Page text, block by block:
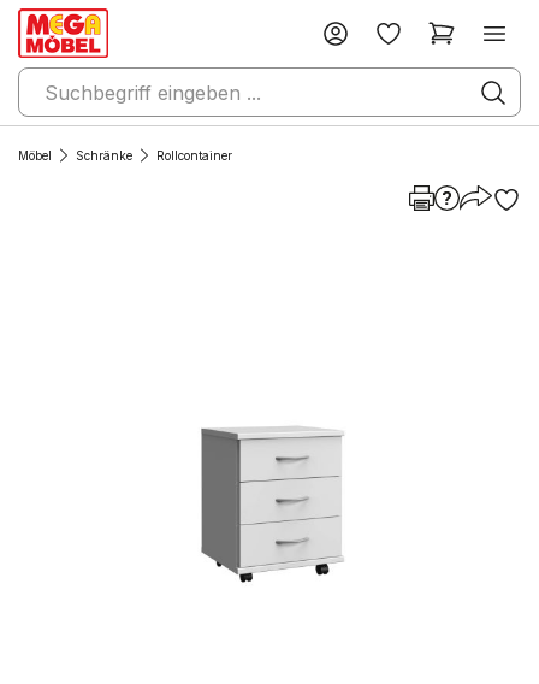
Möbel Schränke Rollcontainer